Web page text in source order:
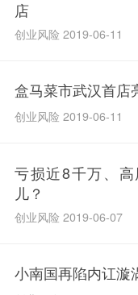
店
创业风险 2019-06-11
盒马菜市武汉首店
创业风险 2019-06-11
亏损近8千万、
儿？
创业风险 2019-06-07
小南国再陷内讧漩